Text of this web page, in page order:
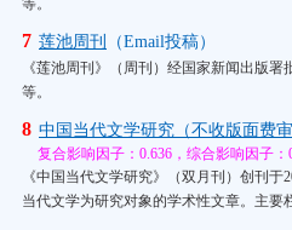
等。
7 莲池周刊 （Email投稿）
《莲池周刊》（周刊）经国家新闻出版
等。
8 中国当代文学研究（不收版面费审
复合影响因子：0.636，综合影响因子：
《中国当代文学研究》（双月刊）创刊
当代文学为研究对象的学术性文章。主要